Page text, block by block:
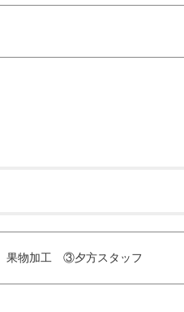
物加工 ③夕方スタッフ